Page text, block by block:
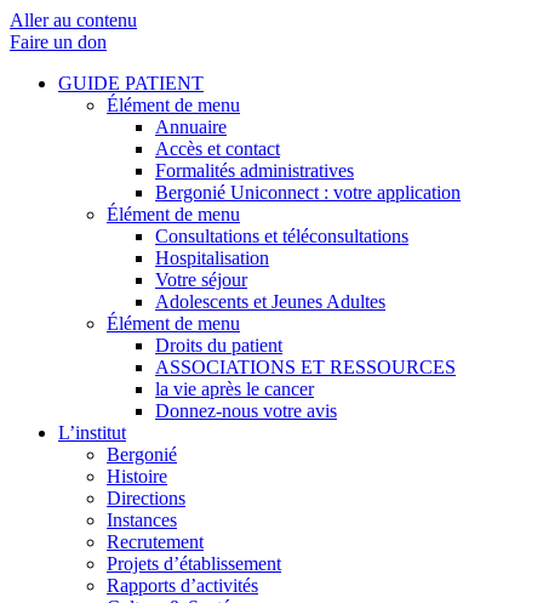
Aller au contenu
Faire un don
GUIDE PATIENT
Élément de menu
Annuaire
Accès et contact
Formalités administratives
Bergonié Uniconnect : votre application
Élément de menu
Consultations et téléconsultations
Hospitalisation
Votre séjour
Adolescents et Jeunes Adultes
Élément de menu
Droits du patient
ASSOCIATIONS ET RESSOURCES
la vie après le cancer
Donnez-nous votre avis
L’institut
Bergonié
Histoire
Directions
Instances
Recrutement
Projets d’établissement
Rapports d’activités